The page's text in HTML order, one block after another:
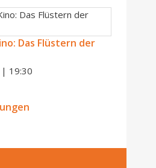
Das Flüstern der
| 19:30